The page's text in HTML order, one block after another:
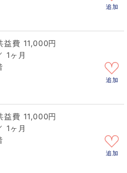
追加
11,000円
1ヶ月
追加
11,000円
1ヶ月
追加